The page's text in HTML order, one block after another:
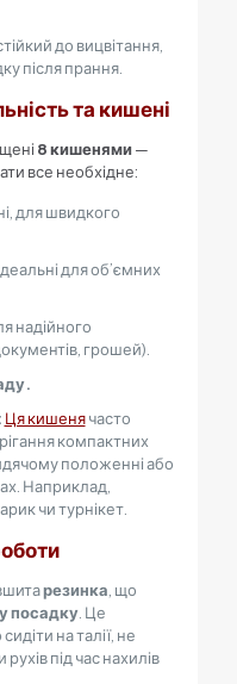
до вицвітання,
після прання.
та кишені
8кишенями—
все необхідне:
для швидкого
для об’ємних
надійного
грошей).
Ця кишенячасто
компактних
положенні або
Наприклад,
чи турнікет.
резинка , що
посадку. Це
на талії, не
під час нахилів